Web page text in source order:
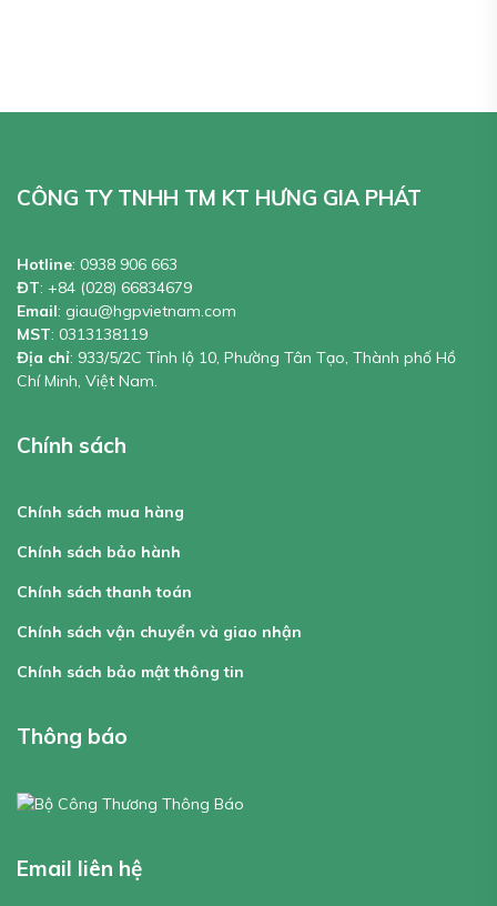
CÔNG TY TNHH TM KT HƯNG GIA PHÁT
Hotline: 0938 906 663
ĐT: +84 (028) 66834679
Email: giau@hgpvietnam.com
MST: 0313138119
Địa chỉ: 933/5/2C Tỉnh lộ 10, Phường Tân Tạo, Thành phố Hồ
Chí Minh, Việt Nam.
Chính sách
Chính sách mua hàng
Chính sách bảo hành
Chính sách thanh toán
Chính sách vận chuyển và giao nhận
Chính sách bảo mật thông tin
Thông báo
Email liên hệ